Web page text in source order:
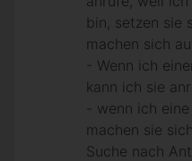
bin, setzen sie
machen sich
- Wenn ich
kann ich sie
- wenn ich
machen sie
Suche nach